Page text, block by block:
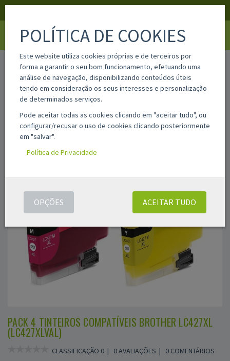
home 4xlc427xl
PACK 4 TINTEIROS COMPATÍVEIS BROTHER LC427XL
(LC427XLVAL)
CLASSIFICAÇÃO 0 | 0 AVALIAÇÕES | 0 COMENTÁRIOS
POLÍTICA DE COOKIES
Este website utiliza cookies próprias e de terceiros por
forma a garantir o seu bom funcionamento, efetuando uma
análise de navegação, disponibilizando conteúdos úteis
tendo em consideração os seus interesses e personalização
de determinados serviços.
Pode aceitar todas as cookies clicando em "aceitar tudo", ou
configurar/recusar o uso de cookies clicando posteriormente
em "salvar".
Política de Privacidade
ACEITAR TUDO
OPÇÕES